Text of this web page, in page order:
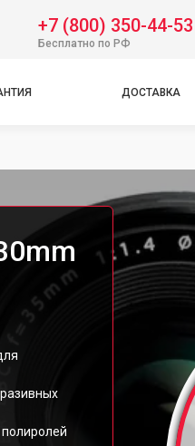
+7 (800) 350-44-53
Бесплатно по РФ
ДОСТАВКА